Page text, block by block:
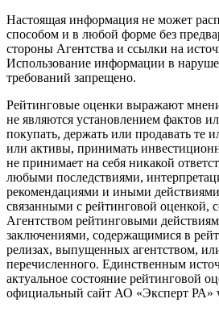
Настоящая информация не может
способом и в любой форме без
стороны Агентства и ссылки на
Использование информации в
требований запрещено.
Рейтинговые оценки выражают
не являются установлением фактов
покупать, держать или продавать те
или активы, принимать
не принимает на себя никакой
любыми последствиями,
рекомендациями и иными
связанными с рейтинговой оценкой,
Агентством рейтинговыми
заключениями, содержащимися в
релизах, выпущенных агентством,
перечисленного. Единственным
актуальное состояние рейтинговой
официальный сайт АО «Эксперт РА»